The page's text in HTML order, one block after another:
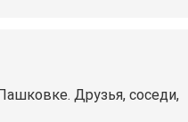
Друзья, соседи,